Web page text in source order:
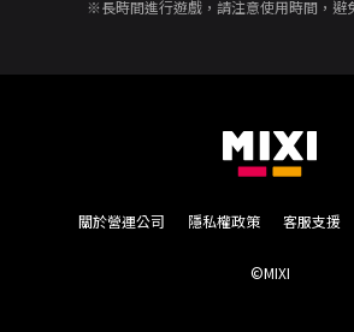
※長時間進行遊戲，請注意使用時間，避
關於營運公司 隱私權政策 客服支援
©MIXI